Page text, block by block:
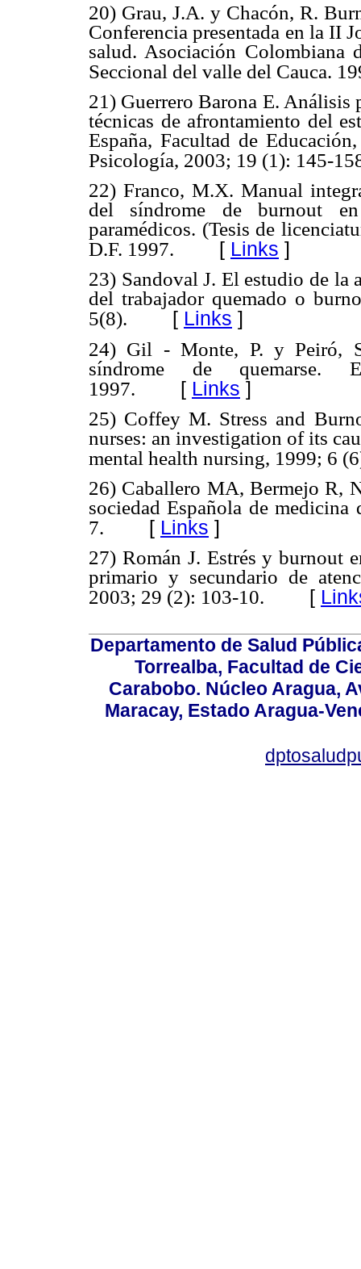
20) Grau, J.A. y Chacón, R.
Conferencia presentada en la II
salud. Asociación Colombiana
Seccional del valle del Cauca.
21) Guerrero Barona E. Análisis
técnicas de afrontamiento del
España, Facultad de
Psicología, 2003; 19 (1): 145-
22) Franco, M.X. Manual
del síndrome de burnout
paramédicos. (Tesis de
D.F. 1997. [ Links ]
23) Sandoval J. El estudio de la
del trabajador quemado o
5(8). [ Links ]
24) Gil - Monte, P. y Peiró,
síndrome de quemarse.
1997. [ Links ]
25) Coffey M. Stress and
nurses: an investigation of its
mental health nursing, 1999; 6
26) Caballero MA, Bermejo R,
sociedad Española de
7. [ Links ]
27) Román J. Estrés y burnout
primario y secundario de
2003; 29 (2): 103-10. [
Departamento de Salud
Torrealba, Facultad de
Carabobo. Núcleo Aragua,
Maracay, Estado Aragua-